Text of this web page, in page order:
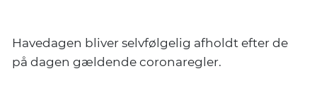
Havedagen bliver selvfølgelig afholdt efter de
på dagen gældende coronaregler.